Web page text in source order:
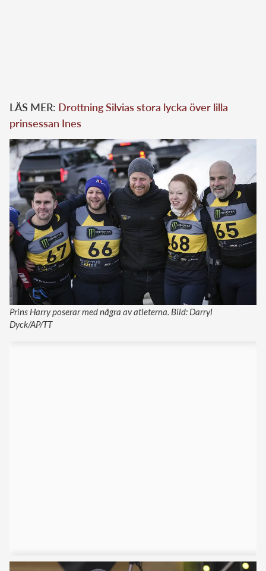
LÄS MER: Drottning Silvias stora lycka över lilla
prinsessan Ines
Prins Harry poserar med några av atleterna. Bild: Darryl
Dyck/AP/TT